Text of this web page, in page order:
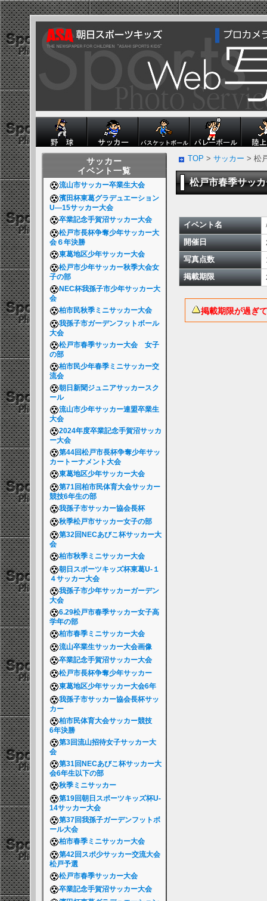
サッカー
イベント一覧
流山市サッカー卒業生大会
濱田杯東葛グラデュエーション
U―15サッカー大会
卒業記念手賀沼サッカー大会
松戸市長杯争奪少年サッカー大
会６年決勝
東葛地区少年サッカー大会
松戸市少年サッカー秋季大会女
子の部
NEC杯我孫子市少年サッカー大
会
柏市民秋季ミニサッカー大会
我孫子市ガーデンフットボール
大会
松戸市春季サッカー大会 女子
の部
柏市民少年春季ミニサッカー交
流会
朝日新聞ジュニアサッカースク
ール
流山市少年サッカー連盟卒業生
大会
2024年度卒業記念手賀沼サッカ
ー大会
第44回松戸市長杯争奪少年サッ
カートーナメント大会
東葛地区少年サッカー大会
第71回柏市民体育大会サッカー
競技6年生の部
我孫子市サッカー協会長杯
秋季松戸市サッカー女子の部
第32回NECあびこ杯サッカー大
会
柏市秋季ミニサッカー大会
朝日スポーツキッズ杯東葛U-１
４サッカー大会
我孫子市少年サッカーガーデン
大会
6.29松戸市春季サッカー女子高
学年の部
柏市春季ミニサッカー大会
流山卒業生サッカー大会画像
卒業記念手賀沼サッカー大会
松戸市長杯争奪少年サッカー
東葛地区少年サッカー大会6年
我孫子市サッカー協会長杯サッ
カー
柏市民体育大会サッカー競技
6年決勝
第3回流山招待女子サッカー大
会
第31回NECあびこ杯サッカー大
会6年生以下の部
秋季ミニサッカー
第19回朝日スポーツキッズ杯U-
14サッカー大会
第37回我孫子ガーデンフットボ
ール大会
柏市春季ミニサッカー大会
第42回スポ少サッカー交流大会
松戸予選
松戸市春季サッカー大会
卒業記念手賀沼サッカー大会
TOP > サッカー > 松
松戸市春季サッ
イベント名
開催日
写真点数
掲載期限
掲載期限が過ぎ